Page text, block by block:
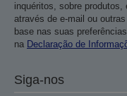
inquéritos, sobre
através de e-mail ou
base nas suas
na Declaração de
Siga-nos